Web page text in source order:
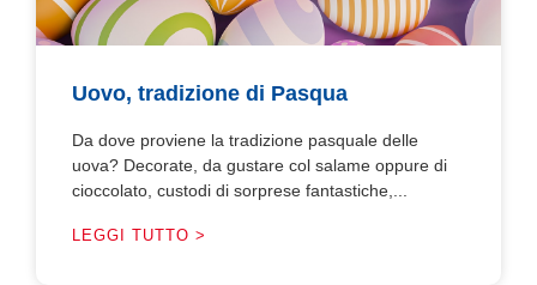
Uovo, tradizione di Pasqua
Da dove proviene la tradizione pasquale delle
uova? Decorate, da gustare col salame oppure di
cioccolato, custodi di sorprese fantastiche,...
LEGGI TUTTO >